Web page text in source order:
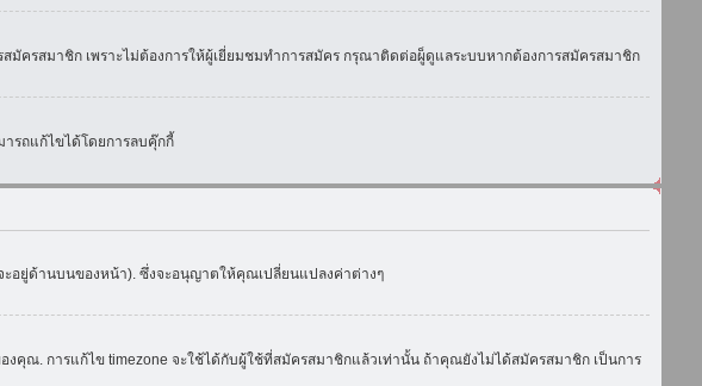
มัครสมาชิก เพราะไม่ต้องการให้ผู้เยี่ยมชมทำการสมัคร กรุณาติดต่อผู็ดูแลระบบหากต้องการสมัครสมาชิก
รถแก้ไขได้โดยการลบคุ๊กกี้
อยู่ด้านบนของหน้า). ซึ่งจะอนุญาตให้คุณเปลี่ยนแปลงค่าต่างๆ
ณ. การแก้ไข timezone จะใช้ได้กับผู้ใช้ที่สมัครสมาชิกแล้วเท่านั้น ถ้าคุณยังไม่ได้สมัครสมาชิก เป็นการ